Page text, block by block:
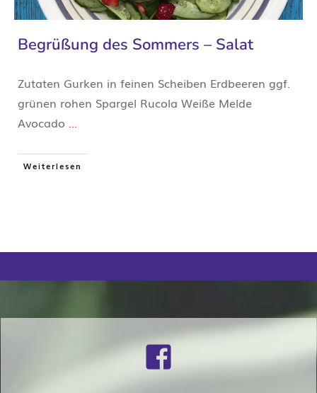
Begrüßung des Sommers – Salat
Zutaten Gurken in feinen Scheiben Erdbeeren ggf.
grünen rohen Spargel Rucola Weiße Melde
Avocado ...
Weiterlesen